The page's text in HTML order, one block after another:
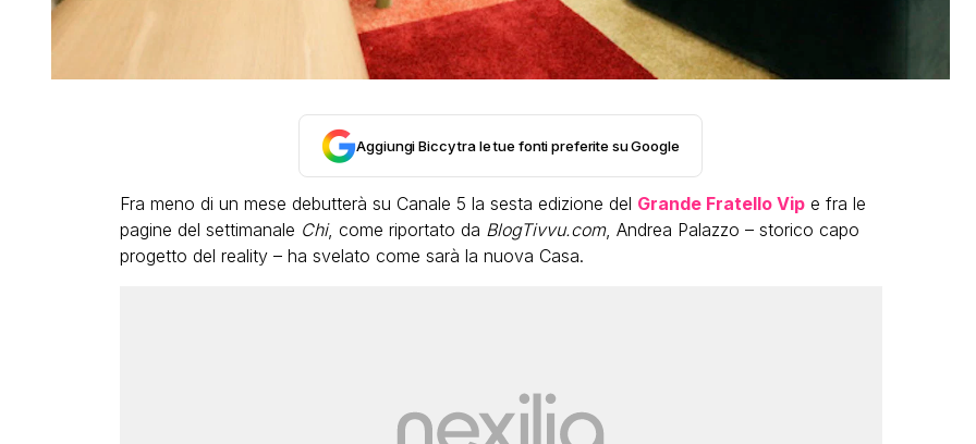
Aggiungi Biccy tra le tue fonti preferite su Google
Fra meno di un mese debutterà su Canale 5 la sesta edizione del Grande Fratello Vipe fra le
pagine del settimanale Chi, come riportato da BlogTivvu.com, Andrea Palazzo – storico capo
progetto del reality – ha svelato come sarà la nuova Casa.